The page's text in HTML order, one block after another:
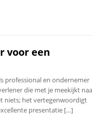
voor een
professional en ondernemer
die met je meekijkt
niets; het vertegenwoordigt
presentatie […]